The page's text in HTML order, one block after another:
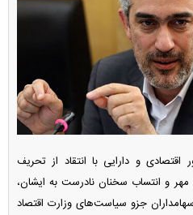
اقتصادی و دارایی با انتقاد از تحریف
و انتساب سخنان نادرست به ایشان،
جزو سیاست‌های وزارت اقتصاد